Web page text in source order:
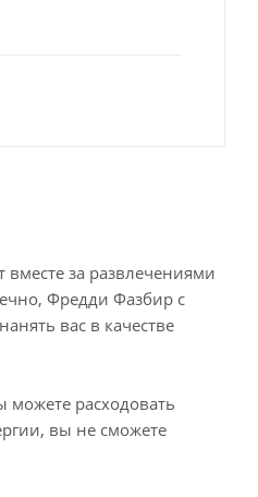
за развлечениями
Фредди Фазбир с
вас в качестве
расходовать
вы не сможете